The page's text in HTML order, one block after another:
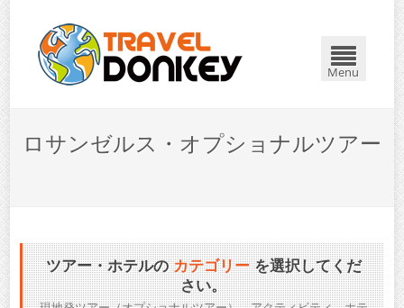
Menu
ロサンゼルス・オプショナルツアー
ツアー・ホテルのカテゴリーを選択してくだ
さい。